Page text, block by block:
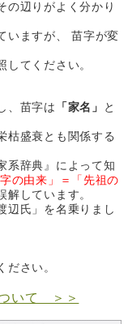
の辺りがよく分かり
いますが、 苗字が変
してください。
、苗字は 「家名」
と
枯盛衰とも関係する
系辞典』によって知
の由来」＝「先祖の
解しています。
辺氏」を名乗りまし
さい。
いて ＞＞